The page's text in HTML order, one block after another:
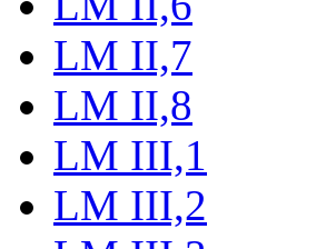
LM II,7
LM II,8
LM III,1
LM III,2